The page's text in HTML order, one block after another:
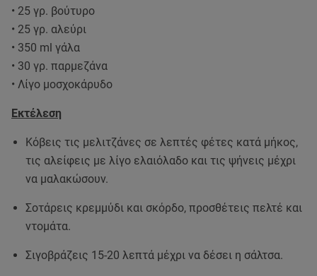
• 25 γρ. βούτυρο
• 25 γρ. αλεύρι
• 350 ml γάλα
• 30 γρ. παρμεζάνα
• Λίγο μοσχοκάρυδο
Εκτέλεση
Κόβεις τις μελιτζάνες σε λεπτές φέτες κατά μήκος,
τις αλείφεις με λίγο ελαιόλαδο και τις ψήνεις μέχρι
να μαλακώσουν.
Σοτάρεις κρεμμύδι και σκόρδο, προσθέτεις πελτέ και
ντομάτα.
Σιγοβράζεις 15-20 λεπτά μέχρι να δέσει η σάλτσα.